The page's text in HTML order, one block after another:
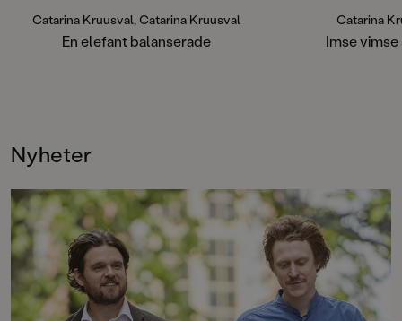
Catarina Kruusval, Catarina Kruusval
En elefant balanserade
och oömCatarina
Imse
Nyheter